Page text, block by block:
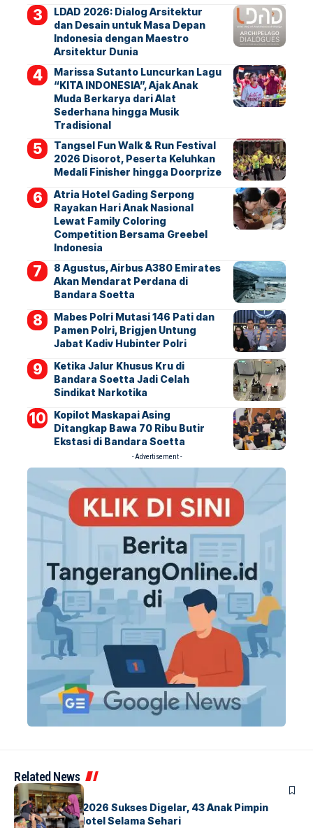
LDAD 2026: Dialog Arsitektur
dan Desain untuk Masa Depan
Indonesia dengan Maestro
Arsitektur Dunia
Marissa Sutanto Luncurkan Lagu
“KITA INDONESIA”, Ajak Anak
Muda Berkarya dari Alat
Sederhana hingga Musik
Tradisional
Tangsel Fun Walk & Run Festival
2026 Disorot, Peserta Keluhkan
Medali Finisher hingga Doorprize
Atria Hotel Gading Serpong
Rayakan Hari Anak Nasional
Lewat Family Coloring
Competition Bersama Greebel
Indonesia
8 Agustus, Airbus A380 Emirates
Akan Mendarat Perdana di
Bandara Soetta
Mabes Polri Mutasi 146 Pati dan
Pamen Polri, Brigjen Untung
Jabat Kadiv Hubinter Polri
Ketika Jalur Khusus Kru di
Bandara Soetta Jadi Celah
Sindikat Narkotika
Kopilot Maskapai Asing
Ditangkap Bawa 70 Ribu Butir
Ekstasi di Bandara Soetta
- Advertisement -
Related News
BERITAINDEX
GM For A Day 2026 Sukses Digelar, 43 Anak Pimpin
Operasional Hotel Selama Sehari